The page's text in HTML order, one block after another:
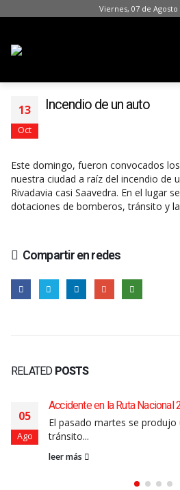
Viernes, 07 de Agosto
13
Oct
Incendio de un auto
Este domingo, fueron convocados
nuestra ciudad a raíz del incendio de
Rivadavia casi Saavedra. En el lugar
dotaciones de bomberos, tránsito y
Compartir en redes
RELATED POSTS
05
Ago
Accidente en la Ruta Nacional
El pasado martes se
tránsito...
leer más